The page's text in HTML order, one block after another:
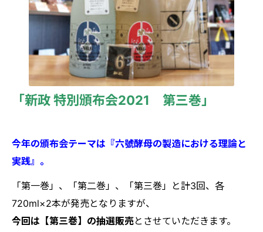
「新政 特別頒布会2021 第三巻」
今年の頒布会テーマは『六號酵母の製造における理論と
実践』。
「第一巻」、「第二巻」、「第三巻」と計3回、各
720ml×2本が発売となりますが、
今回は【第三巻】の抽選販売とさせていただきます。